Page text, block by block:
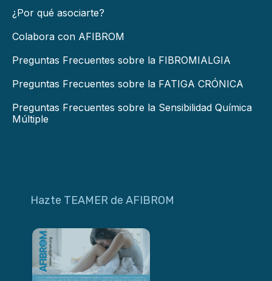
¿Por qué asociarte?
Colabora con AFIBROM
Preguntas Frecuentes sobre la FIBROMIALGIA
Preguntas Frecuentes sobre la FATIGA CRÓNICA
Preguntas Frecuentes sobre la Sensibilidad Química
Múltiple
Hazte TEAMER de AFIBROM